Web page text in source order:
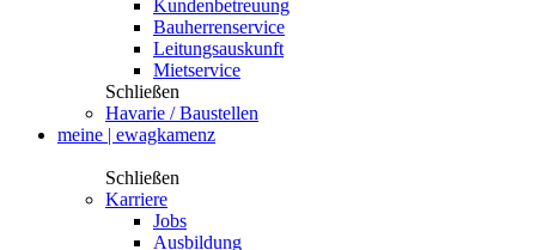
Kundenbetreuung
Bauherrenservice
Leitungsauskunft
Mietservice
Schließen
Havarie / Baustellen
meine | ewagkamenz
Schließen
Karriere
Jobs
Ausbildung